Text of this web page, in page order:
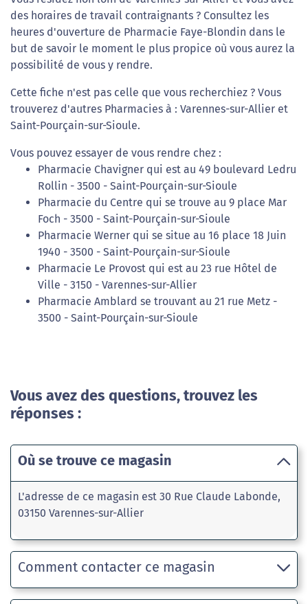
des horaires de travail contraignants ? Consultez les
heures d'ouverture de Pharmacie Faye-Blondin dans le
but de savoir le moment le plus propice où vous aurez la
possibilité de vous y rendre.
Cette fiche n'est pas celle que vous recherchiez ? Vous
trouverez d'autres Pharmacies à : Varennes-sur-Allier et
Saint-Pourçain-sur-Sioule.
Vous pouvez essayer de vous rendre chez :
Pharmacie Chavigner qui est au 49 boulevard Ledru
Rollin - 3500 - Saint-Pourçain-sur-Sioule
Pharmacie du Centre qui se trouve au 9 place Mar
Foch - 3500 - Saint-Pourçain-sur-Sioule
Pharmacie Werner qui se situe au 16 place 18 Juin
1940 - 3500 - Saint-Pourçain-sur-Sioule
Pharmacie Le Provost qui est au 23 rue Hôtel de
Ville - 3150 - Varennes-sur-Allier
Pharmacie Amblard se trouvant au 21 rue Metz -
3500 - Saint-Pourçain-sur-Sioule
Vous avez des questions, trouvez les
réponses :
Où se trouve ce magasin
L'adresse de ce magasin est 30 Rue Claude Labonde,
03150 Varennes-sur-Allier
Comment contacter ce magasin